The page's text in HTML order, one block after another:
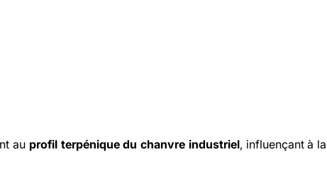
au profil terpénique du chanvre industriel, influençant à la
Share
Share
Pin